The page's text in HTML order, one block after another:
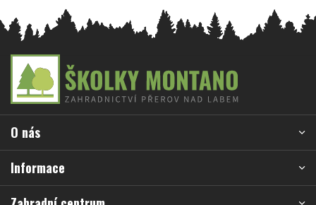
a
í
O nás
Informace